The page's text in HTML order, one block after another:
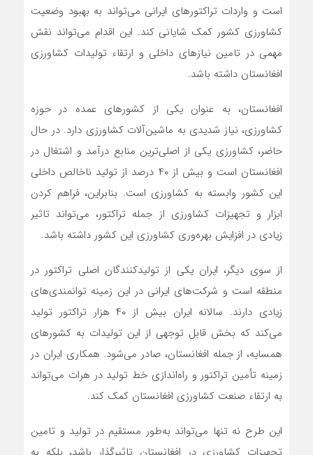
است و واردات تراکتورهای ایرانی می‌تواند به بهبود وضعیت
کشاورزی کشور کمک شایانی کند. این اقدام می‌تواند نقش
مهمی در تامین نیازهای داخلی و ارتقاء تولیدات کشاورزی
افغانستان داشته باشد.
افغانستان، به عنوان یکی از کشورهای عمده در حوزه
کشاورزی، نیاز شدیدی به ماشین‌آلات کشاورزی دارد. در حال
حاضر، کشاورزی یکی از اصلی‌ترین منابع درآمد و اشتغال در
افغانستان است و بیش از ۴۰ درصد از تولید ناخالص داخلی
این کشور وابسته به کشاورزی است. بنابراین، فراهم کردن
ابزار و تجهیزات کشاورزی از جمله تراکتور، می‌تواند تاثیر
زیادی در افزایش بهره‌وری کشاورزی این کشور داشته باشد.
از سوی دیگر، ایران یکی از تولیدکنندگان اصلی تراکتور در
منطقه است و شرکت‌های ایرانی در این زمینه توانمندی‌های
زیادی دارند. سالانه ایران بیش از ۴۰ هزار تراکتور تولید
می‌کند که بخش قابل توجهی از این تولیدات به کشورهای
همسایه، از جمله افغانستان، صادر می‌شود. همکاری ایران در
زمینه تأمین تراکتور و راه‌اندازی خط تولید در هرات می‌تواند
به ارتقاء صنعت کشاورزی افغانستان کمک کند.
این طرح نه تنها می‌تواند به‌طور مستقیم در تولید و تامین